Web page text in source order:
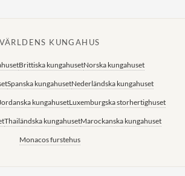
VÄRLDENS KUNGAHUS
Brittiska kungahusetNorska kungahuset
Spanska kungahusetNederländska kungahuset
kungahusetLuxemburgska storhertighuset
Thailändska kungahusetMarockanska kungahuset
Monacos furstehus